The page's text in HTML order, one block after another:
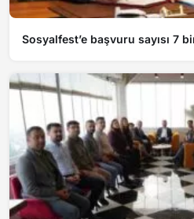
Sosyalfest’e başvuru sayısı 7